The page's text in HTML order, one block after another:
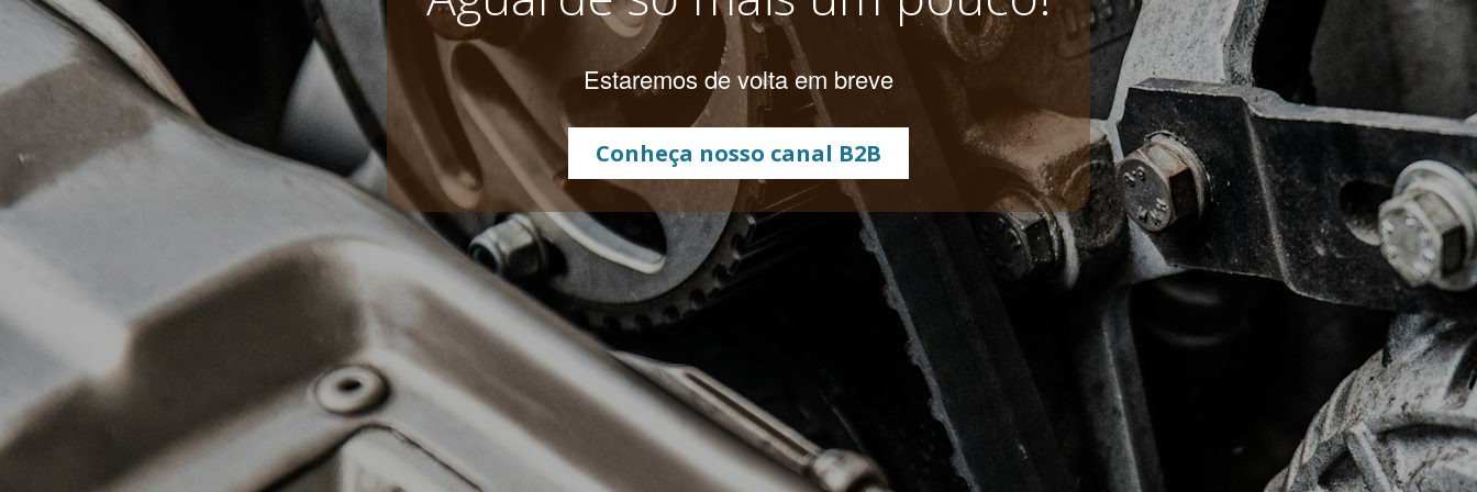
Estaremos de volta em breve
Conheça nosso canal B2B